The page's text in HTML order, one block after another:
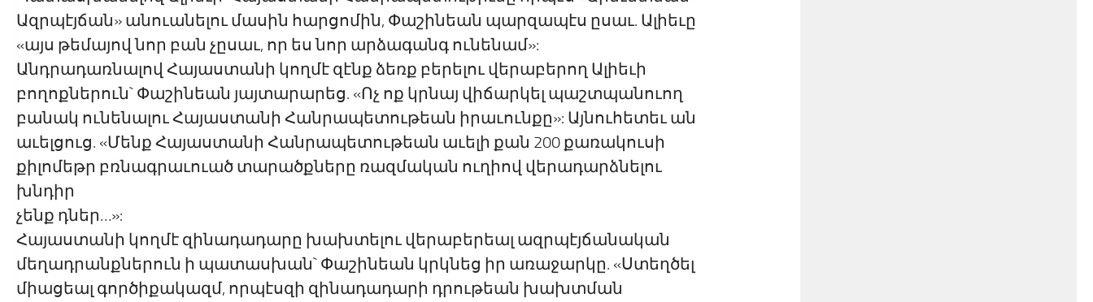
Ազրպէյճան» անուանելու մասին հարցոմին, Փաշինեան պարզապէս ըսաւ. Ալիեւը
«այս թեմայով նոր բան չըսաւ, որ ես նոր արձագանգ ունենամ»:
Անդրադառնալով Հայաստանի կողմէ զէնք ձեռք բերելու վերաբերող Ալիեւի
բողոքներուն` Փաշինեան յայտարարեց. «Ոչ ոք կրնայ վիճարկել պաշտպանուող
բանակ ունենալու Հայաստանի Հանրապետութեան իրաւունքը»: Այնուհետեւ ան
աւելցուց. «Մենք Հայաստանի Հանրապետութեան աւելի քան 200 քառակուսի
քիլոմեթր բռնագրաւուած տարածքները ռազմական ուղիով վերադարձնելու
խնդիր
չենք դներ…»:
Հայաստանի կողմէ զինադադարը խախտելու վերաբերեալ ազրպէյճանական
մեղադրանքներուն ի պատասխան` Փաշինեան կրկնեց իր առաջարկը. «Ստեղծել
միացեալ գործիքակազմ, որպէսզի զինադադարի դրութեան խախտման